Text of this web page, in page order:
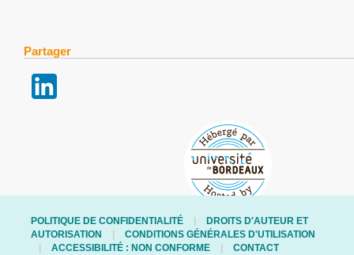
Partager
POLITIQUE DE CONFIDENTIALITÉ
DROITS D'AUTEUR ET
AUTORISATION
CONDITIONS GÉNÉRALES D'UTILISATION
ACCESSIBILITÉ : NON CONFORME
CONTACT